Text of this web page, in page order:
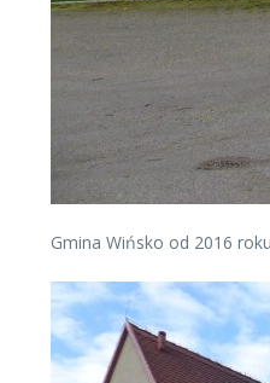
Gmina Wińsko od 2016